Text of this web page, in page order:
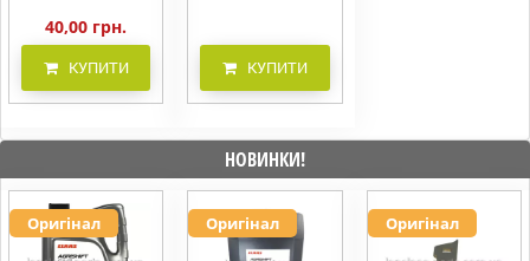
40,00 грн.
КУПИТИ КУПИТИ
НОВИНКИ!
Оригінал Оригінал Оригінал